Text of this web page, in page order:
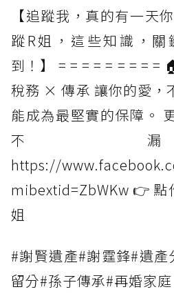
【追蹤我，真的有一天
蹤R姐，這些知識，關
到！】 = = = = = = = =
稅務 × 傳承 讓你的愛，
能成為最堅實的保障。
不
https://
mibextid=ZbWKw 👉 點
姐
#謝賢遺產#謝霆鋒#遺
留分#孫子傳承#再婚家庭